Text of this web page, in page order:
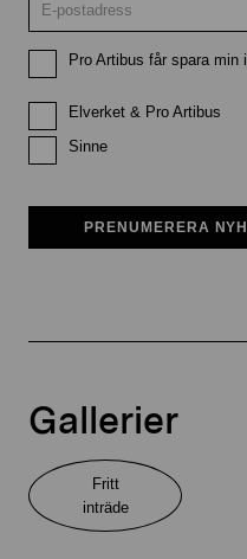
Pro Artibus får spara
Elverket & Pro Artibus
Sinne
PRENUMERERA
Gallerier
Fritt
inträde